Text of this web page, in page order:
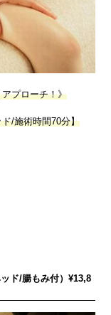
プローチ！》
/施術時間70分】
ド/腸もみ付）¥13,8